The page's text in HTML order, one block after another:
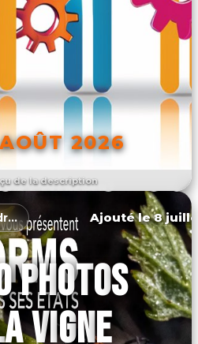
de la description
2026
L'ÉVÉNEMENT
Saint-martin-de-londres Ajouté le 8
PHOTOS
VIGNE